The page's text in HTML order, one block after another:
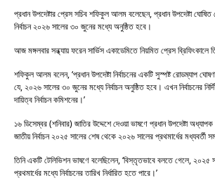
প্রধান উপদেষ্টার প্রেস সচিব শফিকুল আলম বলেছেন, প্রধান উপদেষ্টা ঘোষিত
নির্বাচন ২০২৬ সালের ৩০ জুনের মধ্যে অনুষ্ঠিত হবে।
আজ মঙ্গলবার সন্ধ্যায় ফরেন সার্ভিস একাডেমিতে নিয়মিত প্রেস ব্রিফিংকালে
শফিকুল আলম বলেন, ‘প্রধান উপদেষ্টা নির্বাচনের একটি সুস্পষ্ট রোডম্যাপ
যে, ২০২৬ সালের ৩০ জুনের মধ্যে নির্বাচন অনুষ্ঠিত হবে। এখন নির্বাচনের
দায়িত্ব নির্বাচন কমিশনের।’
১৬ ডিসেম্বর (শনিবার) জাতির উদ্দেশে দেওয়া ভাষণে প্রধান উপদেষ্টা
জাতীয় নির্বাচন ২০২৫ সালের শেষ থেকে ২০২৬ সালের প্রথমার্ধের
তিনি একটি টেলিভিশন ভাষণে বলেছিলেন, ‘বিস্তৃতভাবে বলতে গেলে,
প্রথমার্ধের মধ্যে নির্বাচনের তারিখ নির্ধারিত হতে পারে।’